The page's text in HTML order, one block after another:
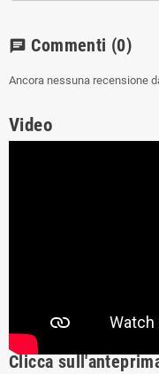
chat Commenti (0)
Ancora nessuna recensione
Video
Clicca